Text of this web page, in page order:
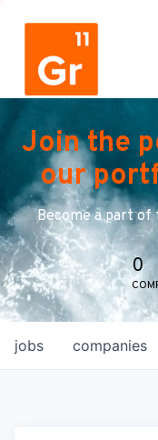
Join the
our
Become a part of
0
jobs companies